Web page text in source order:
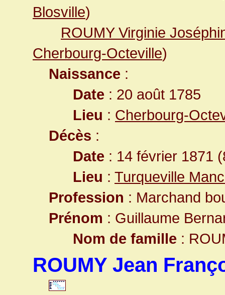
Blosville)
ROUMY Virginie
Cherbourg-Octeville)
Naissance :
Date : 20 août 1785
Lieu : Cherbourg-
Décès :
Date : 14 février 1871
Lieu : Turqueville
Profession : Marchand
Prénom : Guillaume
Nom de famille :
ROUMY Jean